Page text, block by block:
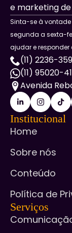
e marketing
Sinta-se à
segunda a sexta-
ajudar e
(11) 2236-
(11) 95020-
Avenida
Institucional
Home
Sobre nós
Conteúdo
Política de
Serviços